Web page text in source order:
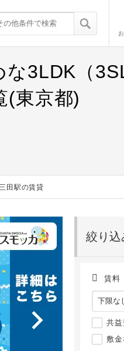
3LDK（
(東京都)
田駅の賃貸
絞り込
賃料
共
敷金